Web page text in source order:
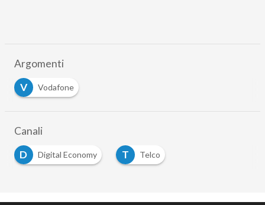
Argomenti
V
Vodafone
Canali
D
Digital Economy T Telco